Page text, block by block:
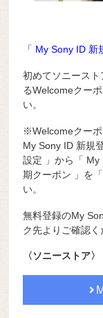
「 My Sony ID 新
初めてソニース
るWelcomeクー
い。
※Welcomeクーポ
My Sony ID 新規
設定 」から「 My
期クーポン 」を
い。
無料登録のMy
ク先よりご確認く
〈ソニーストア〉